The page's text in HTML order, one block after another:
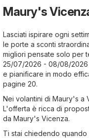
Maury's
Lasciati ispirare ogni
le porte a sconti
migliori pensate solo per
25/07/2026 - 08/08/2026
e pianificare in modo
pagine 20.
Nei volantini di Maury's a
L'offerta è ricca di
da Maury's Vicenza.
Ti stai chiedendo